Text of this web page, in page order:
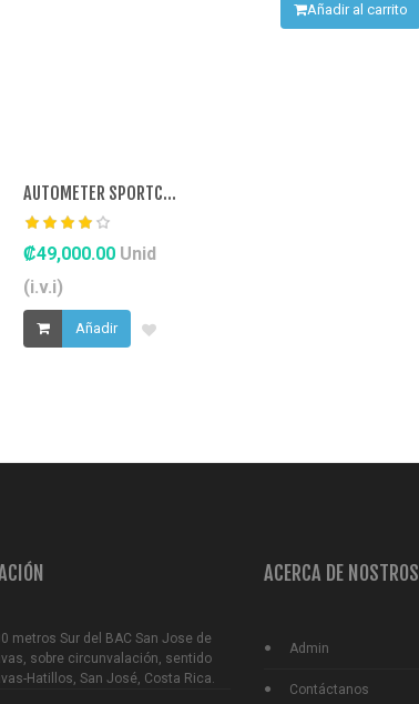
AUTOMETER SPORTCOMP WATER T ELECT M
₡49,000.00 Unid
(i.v.i)
Añadir
Añadir al carrito
metros Sur del BAC San Jose de
sobre circunvalación, sentido
Hatillos, San José, Costa Rica.
ACERCA DE NOSTROS
Admin
Contáctanos